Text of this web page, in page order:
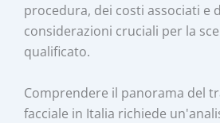
procedura, dei costi associati e
considerazioni cruciali per la
qualificato.
Comprendere il panorama del
facciale in Italia richiede